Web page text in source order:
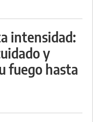
intensidad:
y
fuego hasta